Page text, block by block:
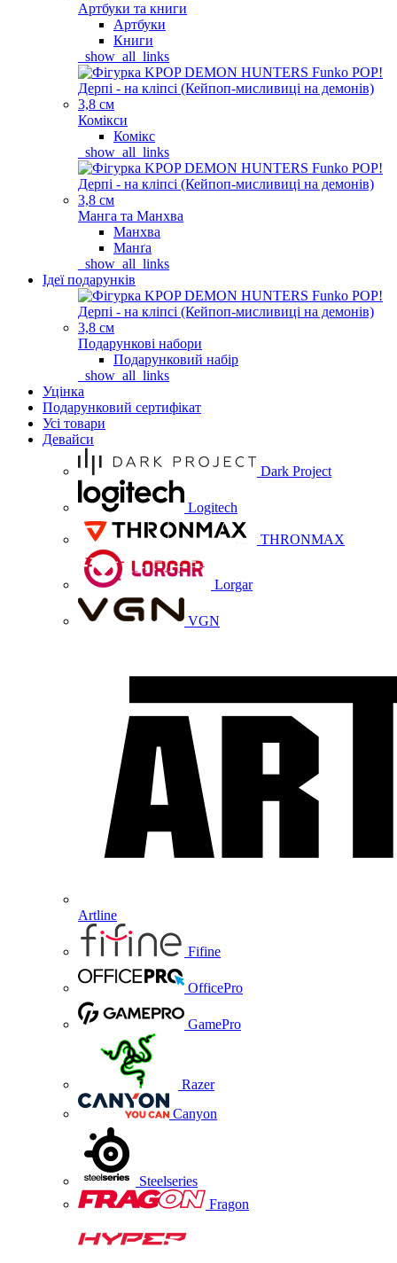
Артбуки та книги
Артбуки
Книги
_show_all_links
Комікси
Комікс
_show_all_links
Манга та Манхва
Манхва
Манґа
_show_all_links
Ідеї подарунків
Подарункові набори
Подарунковий набір
_show_all_links
Уцінка
Подарунковий сертифікат
Усі товари
Девайси
Dark Project
Logitech
THRONMAX
Lorgar
VGN
Artline
Fifine
OfficePro
GamePro
Razer
Canyon
Steelseries
Fragon